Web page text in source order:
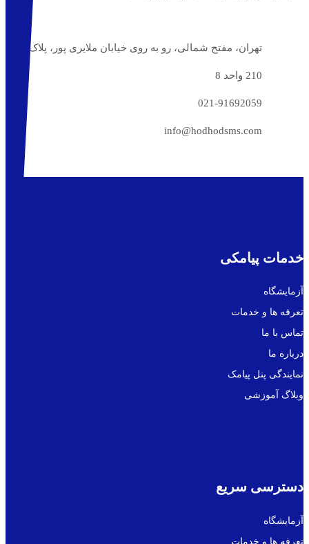
تهران، مفتح شمالی، رو به روی خیابان ملایری پور، پلاک
210 واحد 8
021-91692059
info@hodhodsms.com
خدمات پیامکی
آزمایشگاه
تعرفه ها و خدمات
تماس با ما
درباره ما
نمایندگی پنل پیامک
وبلاگ آموزشی
دسترسی سریع
آزمایشگاه
تعرفه ها و خدمات